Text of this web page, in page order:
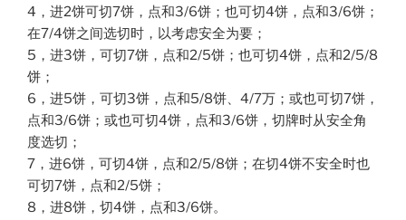
4，进2饼可切7饼，点和3/6饼；也可切4饼，点和3/6饼；
在7/4饼之间选切时，以考虑安全为要；
5，进3饼，可切7饼，点和2/5饼；也可切4饼，点和2/5/8
饼；
6，进5饼，可切3饼，点和5/8饼、4/7万；或也可切7饼，
点和3/6饼；或也可切4饼，点和3/6饼，切牌时从安全角
度选切；
7，进6饼，可切4饼，点和2/5/8饼；在切4饼不安全时也
可切7饼，点和2/5饼；
8，进8饼，切4饼，点和3/6饼。